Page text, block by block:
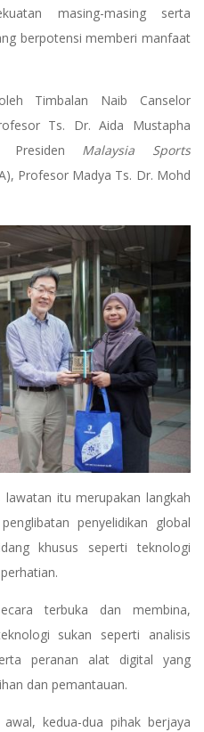
masing-masing serta
berpotensi memberi manfaat
Timbalan Naib Canselor
Ts. Dr. Aida Mustapha
Presiden Malaysia Sports
Profesor Madya Ts. Dr. Mohd
itu merupakan langkah
penyelidikan global
khusus seperti teknologi
terbuka dan membina,
sukan seperti analisis
peranan alat digital yang
dan pemantauan.
kedua-dua pihak berjaya